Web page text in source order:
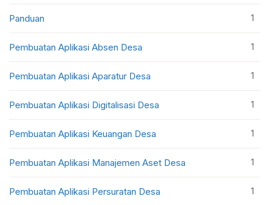
Panduan 1
Pembuatan Aplikasi Absen Desa 1
Pembuatan Aplikasi Aparatur Desa 1
Pembuatan Aplikasi Digitalisasi Desa 1
Pembuatan Aplikasi Keuangan Desa 1
Pembuatan Aplikasi Manajemen Aset Desa 1
Pembuatan Aplikasi Persuratan Desa 1